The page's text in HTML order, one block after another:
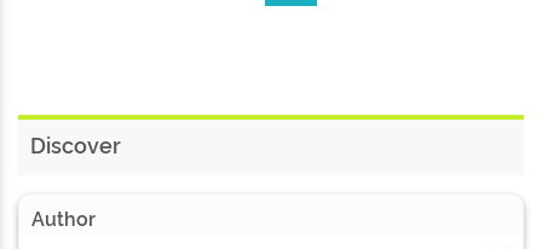
Discover
Author